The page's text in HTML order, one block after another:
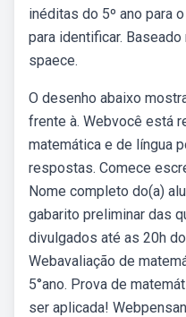
inéditas do 5º ano para
para identificar.
spaece.
O desenho abaixo
frente à. Webvocê está
matemática e de língua
respostas. Comece
Nome completo do(a)
gabarito preliminar das
divulgados até as 20h
Webavaliação de
5°ano. Prova de
ser aplicada!